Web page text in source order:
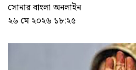
সোনার বাংলা অনলাইন
২৬ মে ২০২৬ ১৮:২৫